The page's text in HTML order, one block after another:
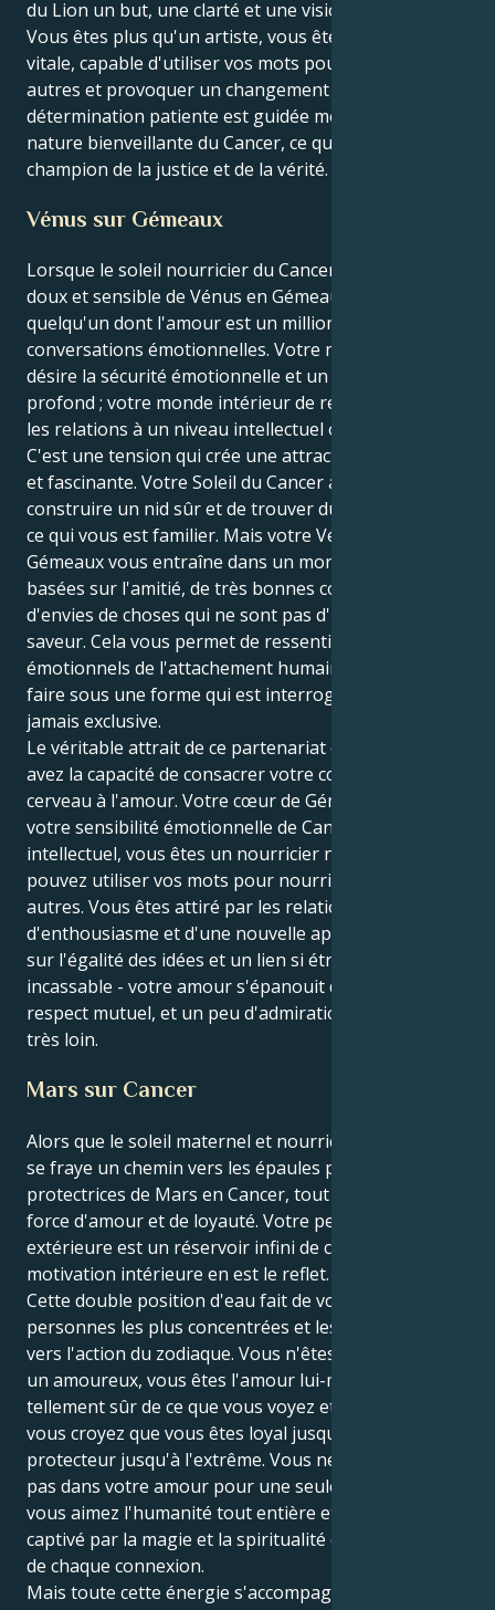
du Lion un but, une clarté et une vision profonds.
Vous êtes plus qu'un artiste, vous êtes une présence
vitale, capable d'utiliser vos mots pour inspirer les
autres et provoquer un changement durable. Votre
détermination patiente est guidée moralement par la
nature bienveillante du Cancer, ce qui fait de vous un
champion de la justice et de la vérité.
Vénus sur Gémeaux
Lorsque le soleil nourricier du Cancer habite le corps
doux et sensible de Vénus en Gémeaux, vous êtes
quelqu'un dont l'amour est un million de
conversations émotionnelles. Votre monde extérieur
désire la sécurité émotionnelle et un lien nourricier
profond ; votre monde intérieur de relations explore
les relations à un niveau intellectuel ou léger.
C'est une tension qui crée une attraction magnifique
et fascinante. Votre Soleil du Cancer a envie de
construire un nid sûr et de trouver du réconfort dans
ce qui vous est familier. Mais votre Vénus en
Gémeaux vous entraîne dans un monde de relations
basées sur l'amitié, de très bonnes conversations et
d'envies de choses qui ne sont pas d'une seule
saveur. Cela vous permet de ressentir les sommets
émotionnels de l'attachement humain, mais de le
faire sous une forme qui est interrogative, flexible et
jamais exclusive.
Le véritable attrait de ce partenariat est que vous
avez la capacité de consacrer votre cœur et votre
cerveau à l'amour. Votre cœur de Gémeaux donne à
votre sensibilité émotionnelle de Cancer un but
intellectuel, vous êtes un nourricier naturel et
pouvez utiliser vos mots pour nourrir l'âme des
autres. Vous êtes attiré par les relations qui pétillent
d'enthousiasme et d'une nouvelle approche, basées
sur l'égalité des idées et un lien si étroit qu'il est
incassable - votre amour s'épanouit dans l'air du
respect mutuel, et un peu d'admiration sincère va
très loin.
Mars sur Cancer
Alors que le soleil maternel et nourricier du Cancer
se fraye un chemin vers les épaules passionnées et
protectrices de Mars en Cancer, tout en vous est une
force d'amour et de loyauté. Votre personnalité
extérieure est un réservoir infini de charme, et votre
motivation intérieure en est le reflet.
Cette double position d'eau fait de vous l'une des
personnes les plus concentrées et les plus orientées
vers l'action du zodiaque. Vous n'êtes pas seulement
un amoureux, vous êtes l'amour lui-même. Vous êtes
tellement sûr de ce que vous voyez et de ce en quoi
vous croyez que vous êtes loyal jusqu'à l'excès et
protecteur jusqu'à l'extrême. Vous ne vous engagez
pas dans votre amour pour une seule personne ;
vous aimez l'humanité tout entière et vous êtes
captivé par la magie et la spiritualité qui se dégagent
de chaque connexion.
Mais toute cette énergie s'accompagne de lourds